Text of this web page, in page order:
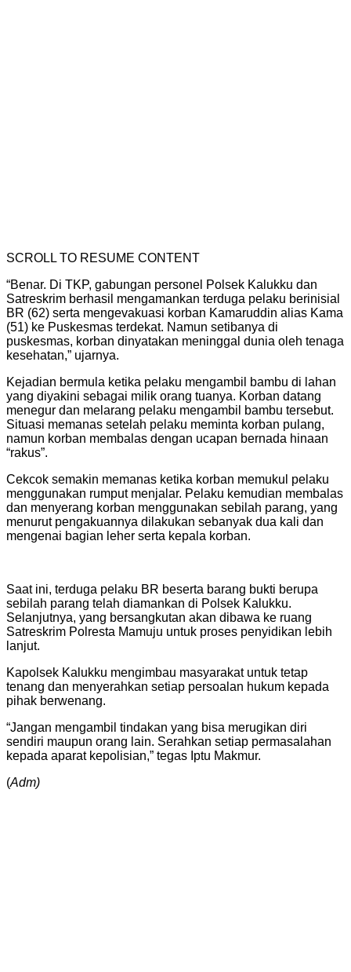
SCROLL TO RESUME CONTENT
“Benar. Di TKP, gabungan personel Polsek Kalukku dan
Satreskrim berhasil mengamankan terduga pelaku berinisial
BR (62) serta mengevakuasi korban Kamaruddin alias Kama
(51) ke Puskesmas terdekat. Namun setibanya di
puskesmas, korban dinyatakan meninggal dunia oleh tenaga
kesehatan,” ujarnya.
Kejadian bermula ketika pelaku mengambil bambu di lahan
yang diyakini sebagai milik orang tuanya. Korban datang
menegur dan melarang pelaku mengambil bambu tersebut.
Situasi memanas setelah pelaku meminta korban pulang,
namun korban membalas dengan ucapan bernada hinaan
“rakus”.
Cekcok semakin memanas ketika korban memukul pelaku
menggunakan rumput menjalar. Pelaku kemudian membalas
dan menyerang korban menggunakan sebilah parang, yang
menurut pengakuannya dilakukan sebanyak dua kali dan
mengenai bagian leher serta kepala korban.
Saat ini, terduga pelaku BR beserta barang bukti berupa
sebilah parang telah diamankan di Polsek Kalukku.
Selanjutnya, yang bersangkutan akan dibawa ke ruang
Satreskrim Polresta Mamuju untuk proses penyidikan lebih
lanjut.
Kapolsek Kalukku mengimbau masyarakat untuk tetap
tenang dan menyerahkan setiap persoalan hukum kepada
pihak berwenang.
“Jangan mengambil tindakan yang bisa merugikan diri
sendiri maupun orang lain. Serahkan setiap permasalahan
kepada aparat kepolisian,” tegas Iptu Makmur.
(Adm)